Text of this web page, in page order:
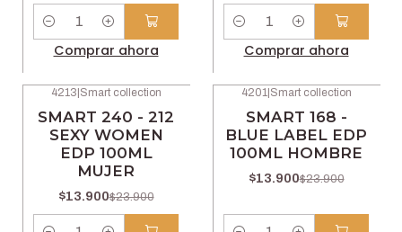
Cantidad
Comprar ahora
Cantidad
Comprar ahora
4213|Smart collection
SMART 240 - 212
SEXY WOMEN
EDP 100ML
MUJER
$13.900$23.900
4201 |Smart collection
SMART 168 -
BLUE LABEL EDP
100ML HOMBRE
$13.900$23.900